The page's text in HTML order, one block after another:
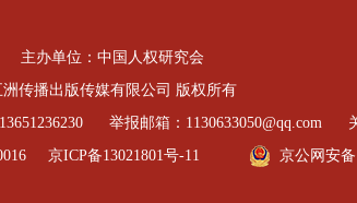
主办单位：中国人权研究会
洲传播出版传媒有限公司 版权所有
举报邮箱：1130633050@qq.com
京ICP备13021801号-11 京公网安备